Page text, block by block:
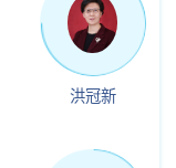
洪冠新